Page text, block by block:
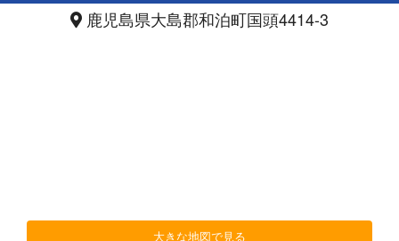
鹿児島県大島郡和泊町国頭4414-3
大きな地図で見る